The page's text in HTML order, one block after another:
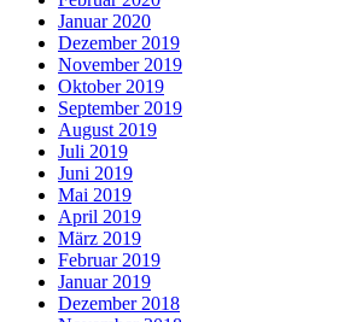
Januar 2020
Dezember 2019
November 2019
Oktober 2019
September 2019
August 2019
Juli 2019
Juni 2019
Mai 2019
April 2019
März 2019
Februar 2019
Januar 2019
Dezember 2018